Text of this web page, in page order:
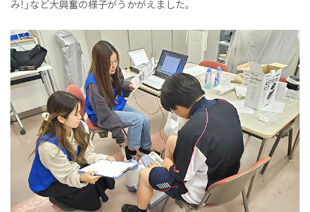
み！」など大興奮の様子がうかがえました。